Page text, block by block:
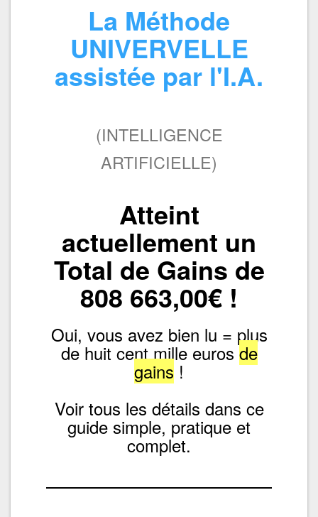
La Méthode
UNIVERVELLE
assistée par l'I.A.
(INTELLIGENCE
ARTIFICIELLE)
Atteint
actuellement un
Total de Gains de
808 663,00€ !
Oui, vous avez bien lu = plus
de huit cent mille eurosde
gains !
Voir tous les détails dans ce
guide simple, pratique et
complet.